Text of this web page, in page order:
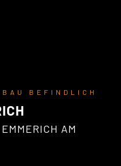
BEFINDLICH
AM